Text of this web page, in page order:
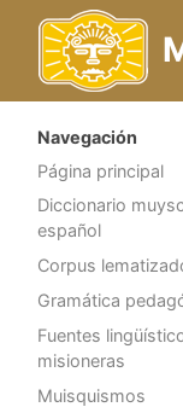
Navegación
Página principal
Diccionario
español
Corpus
Gramática
Fuentes
misioneras
Muisquismos